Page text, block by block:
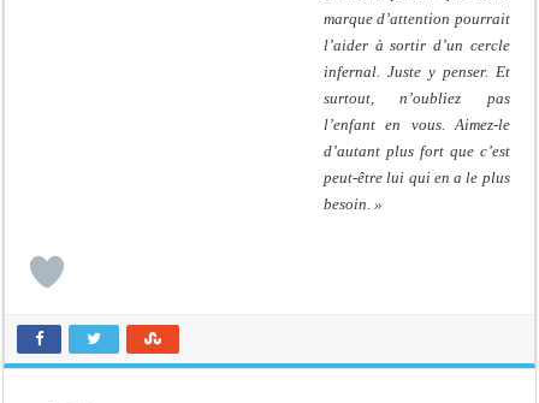
marque d’attention pourrait
l’aider à sortir d’un cercle
infernal. Juste y penser. Et
surtout, n’oubliez pas
l’enfant en vous. Aimez-le
d’autant plus fort que c’est
peut-être lui qui en a le plus
besoin. »